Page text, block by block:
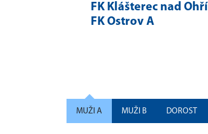
FK Klášterec nad Ohří
FK Ostrov A
MUŽI A MUŽI B DOROST